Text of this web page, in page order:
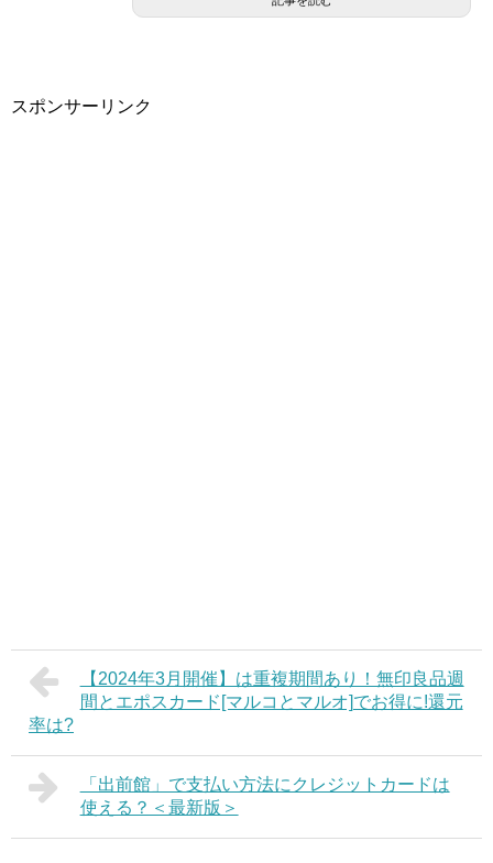
スポンサーリンク
【2024年3月開催】は重複期間あり！無印良品週
間とエポスカード[マルコとマルオ]でお得に!還元
率は?
「出前館」で支払い方法にクレジットカードは
使える？＜最新版＞